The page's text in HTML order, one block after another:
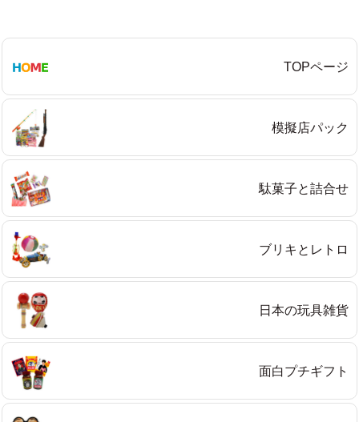
TOPページ
模擬店パック
駄菓子と詰合せ
ブリキとレトロ
日本の玩具雑貨
面白プチギフト